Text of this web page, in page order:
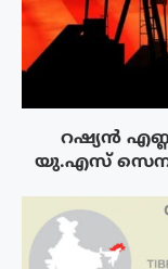
റഷ്യൻ
യു.എസ്